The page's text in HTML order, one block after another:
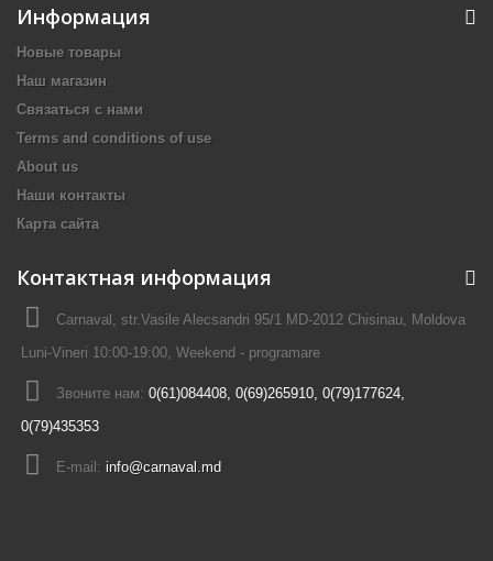
Информация
Новые товары
Наш магазин
Связаться с нами
Terms and conditions of use
About us
Наши контакты
Карта сайта
Контактная информация
Carnaval, str.Vasile Alecsandri 95/1 MD-2012 Chisinau, Moldova
Luni-Vineri 10:00-19:00, Weekend - programare
Звоните нам: 0(61)084408, 0(69)265910, 0(79)177624,
0(79)435353
E-mail: info@carnaval.md